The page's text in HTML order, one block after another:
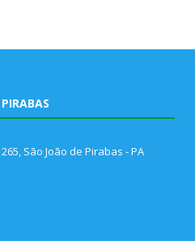
São João de Pirabas - PA